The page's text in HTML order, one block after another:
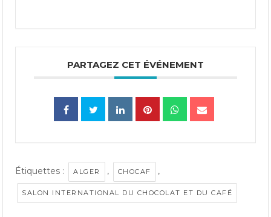
PARTAGEZ CET ÉVÉNEMENT
Étiquettes : ALGER , CHOCAF ,
SALON INTERNATIONAL DU CHOCOLAT ET DU CAFÉ